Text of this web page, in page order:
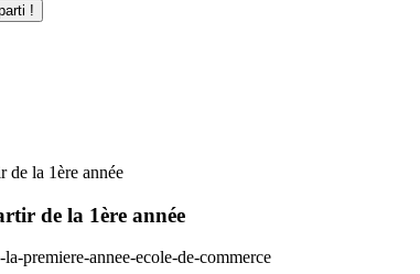
!
de la 1ère année
de la 1ère année